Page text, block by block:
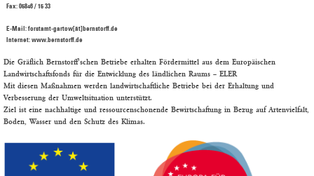
Fax: 05846 / 15 33
E-Mail: forstamt-gartow[ät]bernstorff.de
Internet: www.bernstorff.de
Die Gräflich Bernstorff'schen Betriebe erhalten Fördermittel aus dem Europäischen
Landwirtschaftsfonds für die Entwicklung des ländlichen Raums – ELER
Mit diesen Maßnahmen werden landwirtschaftliche Betriebe bei der Erhaltung und
Verbesserung der Umweltsituation unterstützt.
Ziel ist eine nachhaltige und ressourcenschonende Bewirtschaftung in Bezug auf Artenvielfalt,
Boden, Wasser und den Schutz des Klimas.